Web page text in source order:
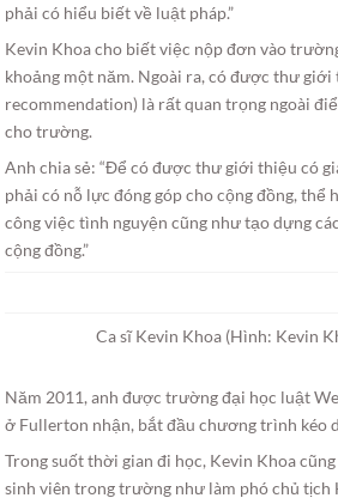
phải có hiểu biết về luật pháp.”
Kevin Khoa cho biết việc nộp đơn vào
khoảng một năm. Ngoài ra, có được thư
recommendation) là rất quan trọng ngoài
cho trường.
Anh chia sẻ: “Để có được thư giới thiệu có
phải có nỗ lực đóng góp cho cộng đồng, thể
công việc tình nguyện cũng như tạo dựng
cộng đồng.”
Ca sĩ Kevin Khoa (Hình: Kevin
Năm 2011, anh được trường đại học luật
ở Fullerton nhận, bắt đầu chương trình kéo
Trong suốt thời gian đi học, Kevin Khoa
sinh viên trong trường như làm phó chủ tịch